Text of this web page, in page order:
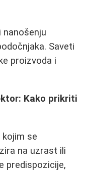
Saveti
proizvoda i
Kako prikriti
se
na uzrast ili
predispozicije,